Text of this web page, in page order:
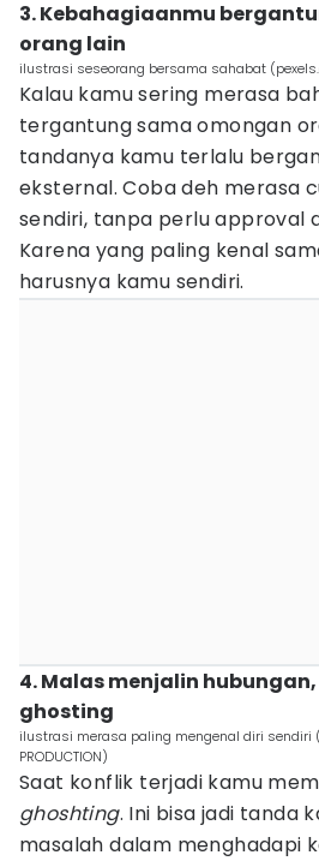
3. Kebahagiaanmu
orang lain
ilustrasi seseorang bersama sahabat
Kalau kamu sering merasa
tergantung sama omongan
tandanya kamu terlalu
eksternal. Coba deh merasa
sendiri, tanpa perlu approval
Karena yang paling kenal
harusnya kamu sendiri.
4. Malas menjalin
ghosting
ilustrasi merasa paling mengenal diri sendiri
PRODUCTION)
Saat konflik terjadi kamu
ghoshting. Ini bisa jadi tanda
masalah dalam menghadapi